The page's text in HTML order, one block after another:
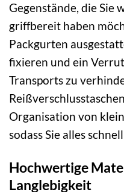
Gegenstände, die Sie
griffbereit haben
Packgurten
fixieren und ein
Transports zu
Organisation von
sodass Sie alles
Hochwertige
Langlebigkeit